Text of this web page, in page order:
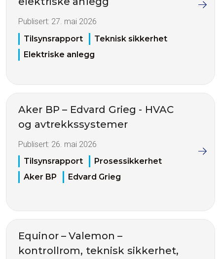
Publisert: 27. mai 2026
Tilsynsrapport
Teknisk sikkerhet
Elektriske anlegg
Aker BP – Edvard Grieg - HVAC
og avtrekkssystemer
Publisert: 26. mai 2026
Tilsynsrapport
Prosessikkerhet
Aker BP
Edvard Grieg
Equinor – Valemon –
kontrollrom, teknisk sikkerhet,